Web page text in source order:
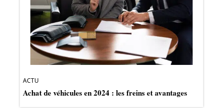
ACTU
Achat de véhicules en 2024 : les freins et avantages